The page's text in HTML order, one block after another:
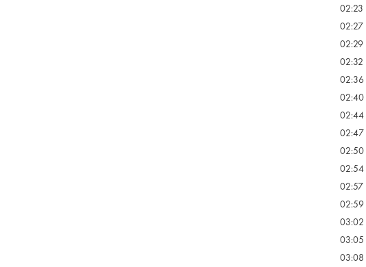
02:23
02:27
02:29
02:32
02:36
02:40
02:44
02:47
02:50
02:54
02:57
02:59
03:02
03:05
03:08